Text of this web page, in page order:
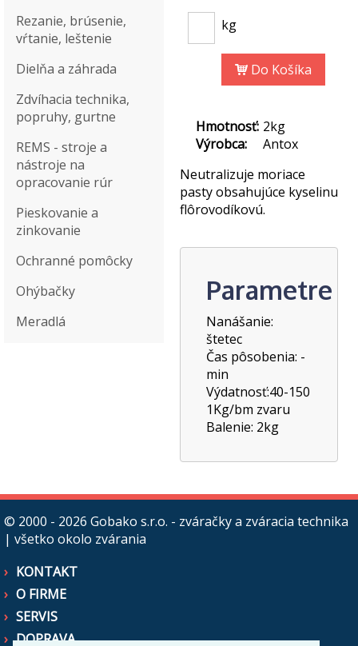
Rezanie, brúsenie,
vŕtanie, leštenie
Dielňa a záhrada
Zdvíhacia technika,
popruhy, gurtne
REMS - stroje a
nástroje na
opracovanie rúr
Pieskovanie a
zinkovanie
Ochranné pomôcky
Ohýbačky
Meradlá
kg
Do Košíka
Hmotnosť: 2kg
Výrobca:
Antox
Neutralizuje moriace
pasty obsahujúce kyselinu
flôrovodíkovú.
Parametre
Nanášanie:
štetec
Čas pôsobenia: -
min
Výdatnosť:40-150
1Kg/bm zvaru
Balenie: 2kg
© 2000 - 2026 Gobako s.r.o. - zváračky a zváracia technika
| všetko okolo zvárania
KONTAKT
O FIRME
SERVIS
DOPRAVA